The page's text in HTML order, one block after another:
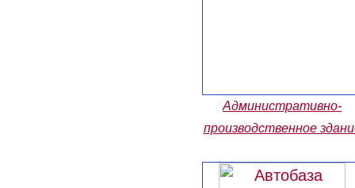
Административно-
производственное